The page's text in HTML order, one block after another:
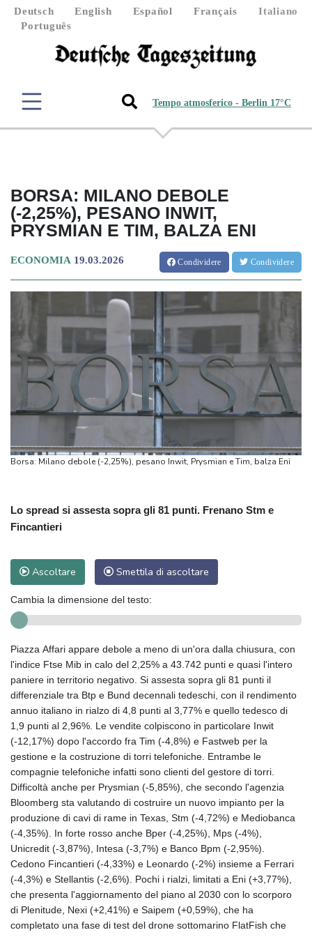
Deutsch English Español Français
Italiano
Português
Tempo atmosferico - Berlin 17°C
BORSA: MILANO DEBOLE
(-2,25%), PESANO INWIT,
PRYSMIAN E TIM, BALZA ENI
ECONOMIA 19.03.2026 Condividere Condividere
Borsa: Milano debole (-2,25%), pesano Inwit, Prysmian e Tim, balza Eni
Lo spread si assesta sopra gli 81 punti. Frenano Stm e
Fincantieri
Ascoltare Smettila di ascoltare
Cambia la dimensione del testo:
Piazza Affari appare debole a meno di un'ora dalla chiusura, con
l'indice Ftse Mib in calo del 2,25% a 43.742 punti e quasi l'intero
paniere in territorio negativo. Si assesta sopra gli 81 punti il
differenziale tra Btp e Bund decennali tedeschi, con il rendimento
annuo italiano in rialzo di 4,8 punti al 3,77% e quello tedesco di
1,9 punti al 2,96%. Le vendite colpiscono in particolare Inwit
(-12,17%) dopo l'accordo fra Tim (-4,8%) e Fastweb per la
gestione e la costruzione di torri telefoniche. Entrambe le
compagnie telefoniche infatti sono clienti del gestore di torri.
Difficoltà anche per Prysmian (-5,85%), che secondo l'agenzia
Bloomberg sta valutando di costruire un nuovo impianto per la
produzione di cavi di rame in Texas, Stm (-4,72%) e Mediobanca
(-4,35%). In forte rosso anche Bper (-4,25%), Mps (-4%),
Unicredit (-3,87%), Intesa (-3,7%) e Banco Bpm (-2,95%).
Cedono Fincantieri (-4,33%) e Leonardo (-2%) insieme a Ferrari
(-4,3%) e Stellantis (-2,6%). Pochi i rialzi, limitati a Eni (+3,77%),
che presenta l'aggiornamento del piano al 2030 con lo scorporo
di Plenitude, Nexi (+2,41%) e Saipem (+0,59%), che ha
completato una fase di test del drone sottomarino FlatFish che